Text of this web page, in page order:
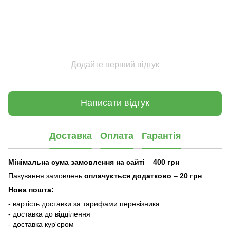
Додайте перший відгук
Написати відгук
Доставка Оплата Гарантія
Мінімальна сума замовлення на сайті – 400 грн
Пакування замовлень оплачується додатково – 20 грн
Нова пошта:
- вартість доставки за тарифами перевізника
- доставка до відділення
- доставка кур'єром